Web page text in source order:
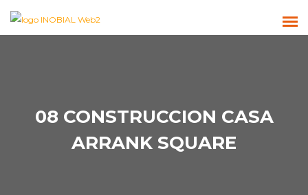
08 CONSTRUCCION CASA
ARRANK SQUARE